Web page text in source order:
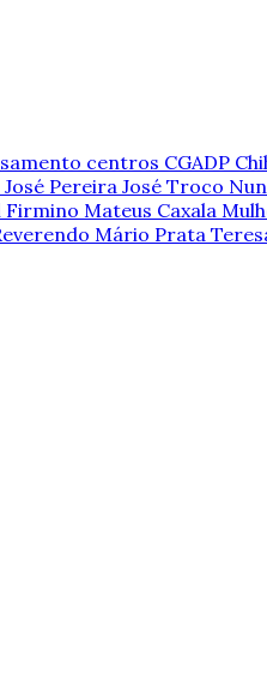
centros CGADP
José Pereira José Troco
Firmino Mateus Caxala
Mário Prata